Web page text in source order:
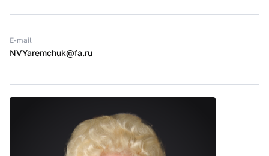
E-mail
NVYaremchuk@fa.ru